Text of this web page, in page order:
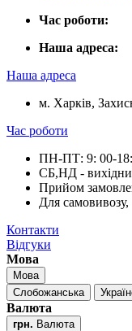
Час роботи:
Наша адреса:
Наша адреса
м. Харків,
Час роботи
ПН-ПТ: 9: 00-
СБ,НД -
Прийом
Для самовивозу,
Контакти
Відгуки
Мова
Мова
Слобожанська
Валюта
грн. Валюта